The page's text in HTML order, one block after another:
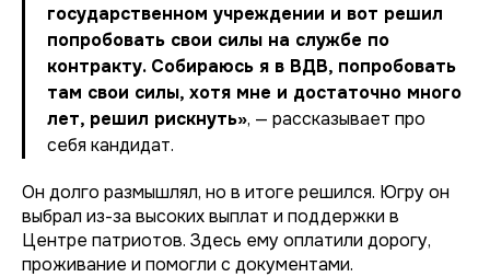
государственном учреждении и вот решил
попробовать свои силы на службе по
контракту. Собираюсь я в ВДВ, попробовать
там свои силы, хотя мне и достаточно много
лет, решил рискнуть», — рассказывает про
себя кандидат.
Он долго размышлял, но в итоге решился. Югру он
выбрал из-за высоких выплат и поддержки в
Центре патриотов. Здесь ему оплатили дорогу,
проживание и помогли с документами.